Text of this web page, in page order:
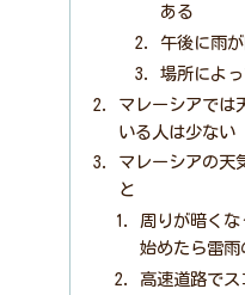
ある
午後に雨
場所によ
マレーシアでは
いる人は少ない
マレーシアの天
と
周りが暗く
始めたら雷雨
高速道路で